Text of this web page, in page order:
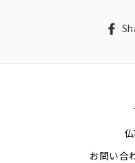
お問い合